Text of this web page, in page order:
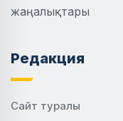
жаңалықтары
Редакция
Сайт туралы